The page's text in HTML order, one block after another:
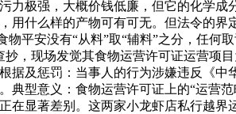
极强，大概价钱低廉，但它的化学成
什么样的产物可有可无。但法令的
平安没有“从料”取“辅料”之分，任何
，现场发觉其食物运营许可证运营项
及惩罚：当事人的行为涉嫌违反《
型意义：食物运营许可证上的“运营
显著差别。这两家小龙虾店私行越